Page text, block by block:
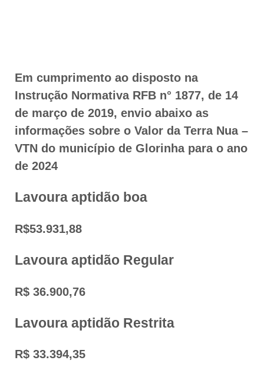
Em cumprimento ao disposto na
Instrução Normativa RFB n° 1877, de 14
de março de 2019, envio abaixo as
informações sobre o Valor da Terra Nua –
VTN do município de Glorinha para o ano
de 2024
Lavoura aptidão boa
R$53.931,88
Lavoura aptidão Regular
R$ 36.900,76
Lavoura aptidão Restrita
R$ 33.394,35